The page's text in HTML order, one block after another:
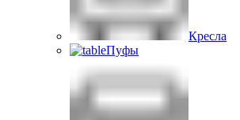
Кресла
Пуфы